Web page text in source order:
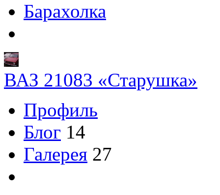
Барахолка
ВАЗ 21083 «Старушка»
Профиль
Блог 14
Галерея 27